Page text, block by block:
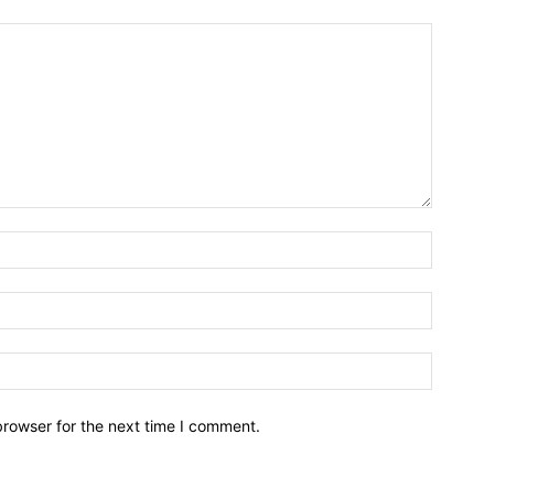
for the next time I comment.